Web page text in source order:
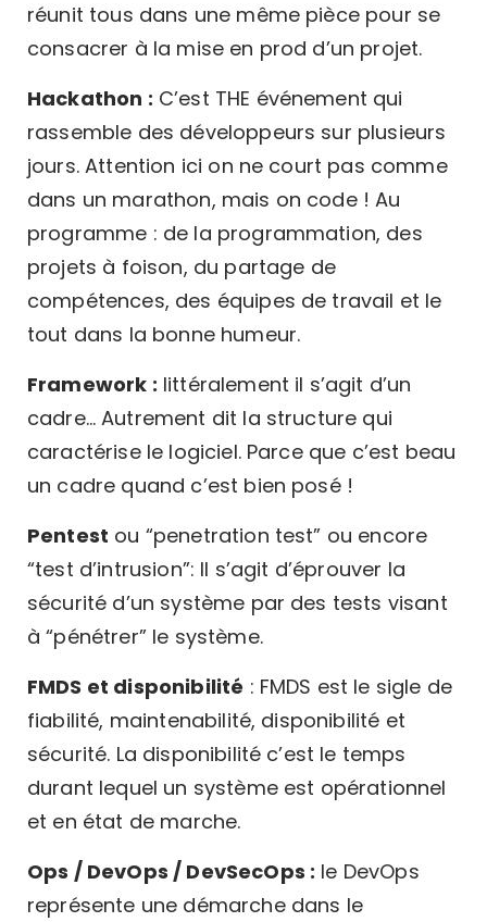
réunit tous dans une même pièce pour se
consacrer à la mise en prod d’un projet.
Hackathon : C’est THE événement qui
rassemble des développeurs sur plusieurs
jours. Attention ici on ne court pas comme
dans un marathon, mais on code ! Au
programme : de la programmation, des
projets à foison, du partage de
compétences, des équipes de travail et le
tout dans la bonne humeur.
Framework : littéralement il s’agit d’un
cadre… Autrement dit la structure qui
caractérise le logiciel. Parce que c’est beau
un cadre quand c’est bien posé !
Pentest ou “penetration test” ou encore
“test d’intrusion”: Il s’agit d’éprouver la
sécurité d’un système par des tests visant
à “pénétrer” le système.
FMDS et disponibilité : FMDS est le sigle de
fiabilité, maintenabilité, disponibilité et
sécurité. La disponibilité c’est le temps
durant lequel un système est opérationnel
et en état de marche.
Ops / DevOps / DevSecOps : le DevOps
représente une démarche dans le